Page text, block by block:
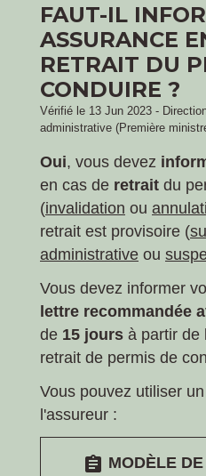
FAUT-IL
ASSURANCE
RETRAIT DU
CONDUIRE ?
Vérifié le 13 Jun 2023 -
administrative (Première
Oui, vous devez
en cas de retrait du
(invalidation ou
retrait est provisoire (
administrative ou
Vous devez informer
lettre recommandée
de 15 jours à partir de
retrait de permis de
Vous pouvez utiliser
l'assureur :
assignment MODÈLE